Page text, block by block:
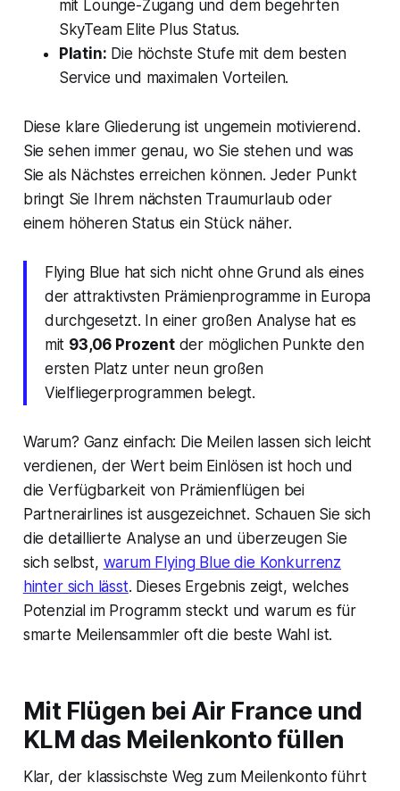
mit Lounge-Zugang und dem begehrten
SkyTeam Elite Plus Status.
Platin: Die höchste Stufe mit dem besten
Service und maximalen Vorteilen.
Diese klare Gliederung ist ungemein motivierend.
Sie sehen immer genau, wo Sie stehen und was
Sie als Nächstes erreichen können. Jeder Punkt
bringt Sie Ihrem nächsten Traumurlaub oder
einem höheren Status ein Stück näher.
Flying Blue hat sich nicht ohne Grund als eines
der attraktivsten Prämienprogramme in Europa
durchgesetzt. In einer großen Analyse hat es
mit 93,06 Prozentder möglichen Punkte den
ersten Platz unter neun großen
Vielfliegerprogrammen belegt.
Warum? Ganz einfach: Die Meilen lassen sich leicht
verdienen, der Wert beim Einlösen ist hoch und
die Verfügbarkeit von Prämienflügen bei
Partnerairlines ist ausgezeichnet. Schauen Sie sich
die detaillierte Analyse an und überzeugen Sie
sich selbst, warum Flying Blue die Konkurrenz
hinter sich lässt. Dieses Ergebnis zeigt, welches
Potenzial im Programm steckt und warum es für
smarte Meilensammler oft die beste Wahl ist.
Mit Flügen bei Air France und
KLM das Meilenkonto füllen
Klar, der klassischste Weg zum Meilenkonto führt